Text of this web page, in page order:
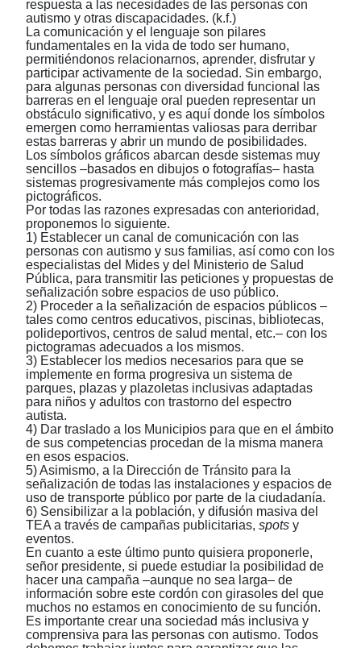
respuesta a las necesidades de las personas con
autismo y otras discapacidades. (k.f.)
La comunicación y el lenguaje son pilares
fundamentales en la vida de todo ser humano,
permitiéndonos relacionarnos, aprender, disfrutar y
participar activamente de la sociedad. Sin embargo,
para algunas personas con diversidad funcional las
barreras en el lenguaje oral pueden representar un
obstáculo significativo, y es aquí donde los símbolos
emergen como herramientas valiosas para derribar
estas barreras y abrir un mundo de posibilidades.
Los símbolos gráficos abarcan desde sistemas muy
sencillos ‒basados en dibujos o fotografías‒ hasta
sistemas progresivamente más complejos como los
pictográficos.
Por todas las razones expresadas con anterioridad,
proponemos lo siguiente.
1) Establecer un canal de comunicación con las
personas con autismo y sus familias, así como con los
especialistas del Mides y del Ministerio de Salud
Pública, para transmitir las peticiones y propuestas de
señalización sobre espacios de uso público.
2) Proceder a la señalización de espacios públicos ‒
tales como centros educativos, piscinas, bibliotecas,
polideportivos, centros de salud mental, etc.‒ con los
pictogramas adecuados a los mismos.
3) Establecer los medios necesarios para que se
implemente en forma progresiva un sistema de
parques, plazas y plazoletas inclusivas adaptadas
para niños y adultos con trastorno del espectro
autista.
4) Dar traslado a los Municipios para que en el ámbito
de sus competencias procedan de la misma manera
en esos espacios.
5) Asimismo, a la Dirección de Tránsito para la
señalización de todas las instalaciones y espacios de
uso de transporte público por parte de la ciudadanía.
6) Sensibilizar a la población, y difusión masiva del
TEA a través de campañas publicitarias, spots y
eventos.
En cuanto a este último punto quisiera proponerle,
señor presidente, si puede estudiar la posibilidad de
hacer una campaña ‒aunque no sea larga‒ de
información sobre este cordón con girasoles del que
muchos no estamos en conocimiento de su función.
Es importante crear una sociedad más inclusiva y
comprensiva para las personas con autismo. Todos